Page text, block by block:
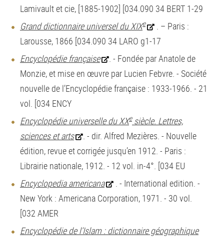
Lamivault et cie, [1885-1902] [034.090 34 BERT 1-29
Grand dictionnaire universel du XIXe
. – Paris :
Larousse, 1866 [034.090 34 LARO g1-17
Encyclopédie française
. - Fondée par Anatole de
Monzie, et mise en œuvre par Lucien Febvre. - Société
nouvelle de l’Encyclopédie française : 1933-1966. - 21
vol. [034 ENCY
Encyclopédie universelle du XXesiècle. Lettres,
sciences et arts
. - dir. Alfred Mezières. - Nouvelle
édition, revue et corrigée jusqu’en 1912. - Paris :
Librairie nationale, 1912. - 12 vol. in-4°. [034 EU
Encyclopedia americana
. - International edition. -
New York : Americana Corporation, 1971. - 30 vol.
[032 AMER
Encyclopédie de l’Islam : dictionnaire géographique